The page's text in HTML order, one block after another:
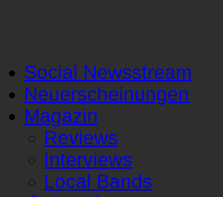
Social Newsstream
Neuerscheinungen
Magazin
Reviews
Interviews
Local Bands